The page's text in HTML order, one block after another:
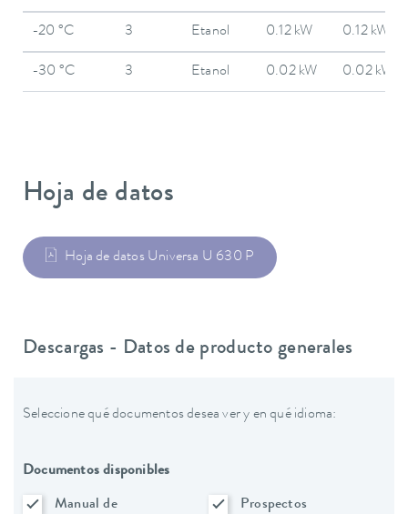
-20 °C 3 Etanol 0.12 kW 0.12 kW
-30 °C 3 Etanol 0.02 kW 0.02 kW
Hoja de datos
Hoja de datos Universa U 630 P
Descargas - Datos de producto generales
Seleccione qué documentos desea ver y en qué idioma:
Documentos disponibles
Manual de
Prospectos